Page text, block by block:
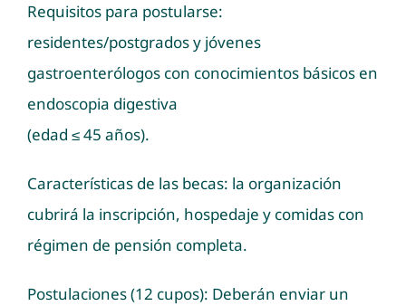
Requisitos para postularse:
residentes/postgrados y jóvenes
gastroenterólogos con conocimientos básicos en
endoscopia digestiva
(edad ≤ 45 años).
Características de las becas: la organización
cubrirá la inscripción, hospedaje y comidas con
régimen de pensión completa.
Postulaciones (12 cupos): Deberán enviar un